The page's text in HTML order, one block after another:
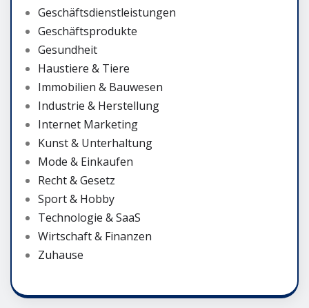
Geschäftsdienstleistungen
Geschäftsprodukte
Gesundheit
Haustiere & Tiere
Immobilien & Bauwesen
Industrie & Herstellung
Internet Marketing
Kunst & Unterhaltung
Mode & Einkaufen
Recht & Gesetz
Sport & Hobby
Technologie & SaaS
Wirtschaft & Finanzen
Zuhause